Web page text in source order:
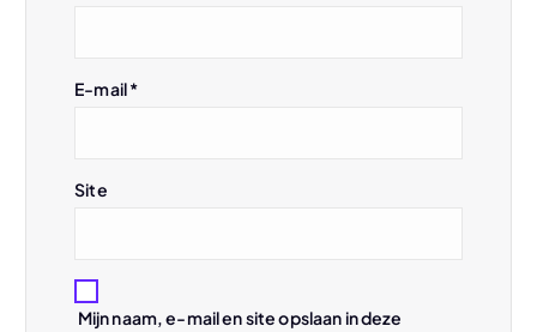
E-mail*
Site
Mijn naam, e-mail en site opslaan in deze